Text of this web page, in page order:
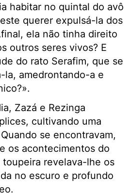
habitar no quintal do avô
querer expulsá-la dos
ela não tinha direito
outros seres vivos? E
do rato Serafim, que se
la, amedrontando-a e
Zazá e Rezinga
cultivando uma
se encontravam,
os acontecimentos do
revelava-lhe os
no escuro e profundo